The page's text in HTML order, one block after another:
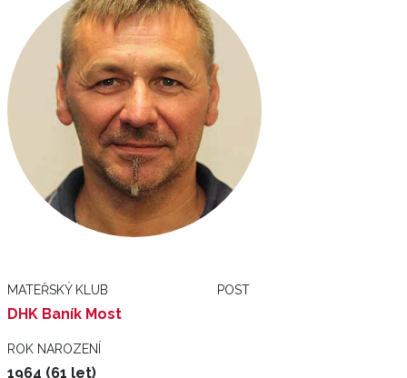
MATEŘSKÝ KLUB
DHK Baník Most
POST
ROK NAROZENÍ
1964 (61 let)